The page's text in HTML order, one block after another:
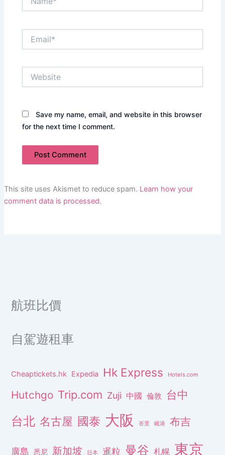
Save my name, email, and website in this browser
for the next time I comment.
This site uses Akismet to reduce spam. Learn how your
comment data is processed.
航班比價
自駕遊租車
Cheaptickets.hk Expedia Hk Express Hotels.com
Hutchgo Trip.com Zuji 中國 倫敦 台中
台北 名古屋 國泰 大阪 峇里 峴港 布吉
廣島 悉尼 新加坡 日本 暹粒 曼谷 札幌 東京